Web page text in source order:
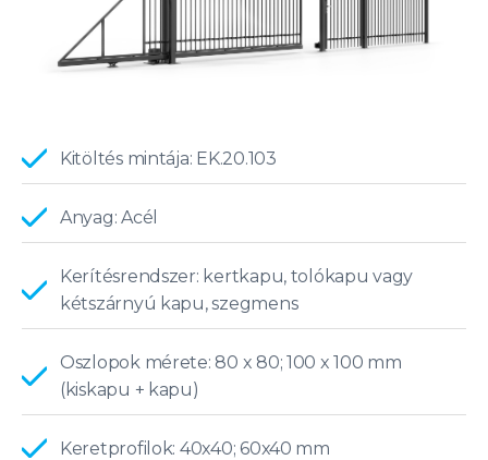
Kitöltés mintája: EK.20.103
Anyag: Acél
Kerítésrendszer: kertkapu, tolókapu vagy
kétszárnyú kapu, szegmens
Oszlopok mérete: 80 x 80; 100 x 100 mm
(kiskapu + kapu)
Keretprofilok: 40x40; 60x40 mm